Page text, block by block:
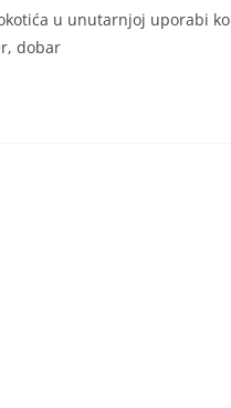
u unutarnjoj uporabi
dobar